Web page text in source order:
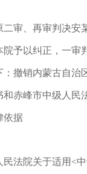
、再审判决安
院予以纠正，一审
：撤销内蒙古自治
赤峰市中级人民
据
院关于适用<中